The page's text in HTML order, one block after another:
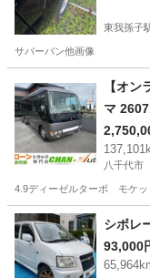
東我孫子
サバーバン他画像
東我孫子
【オ
マ
八千代市
4.9ディーゼルターボ モケッ
千葉 八千代市 その他
シボレ
93,000